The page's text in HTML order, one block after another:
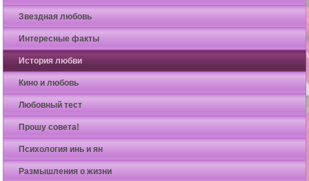
Звездная любовь
Интересные факты
История любви
Кино и любовь
Любовный тест
Прошу совета!
Психология инь и ян
Размышления о жизни